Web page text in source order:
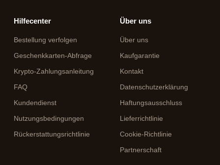
Hilfecenter
Bestellung verfolgen
Geschenkkarten-Abfrage
Krypto-Zahlungsanleitung
FAQ
Kundendienst
Nutzungsbedingungen
Rückerstattungsrichtlinie
Über uns
Über uns
Kaufgarantie
Kontakt
Datenschutzerklärung
Haftungsausschluss
Lieferrichtlinie
Cookie-Richtlinie
Partnerschaft